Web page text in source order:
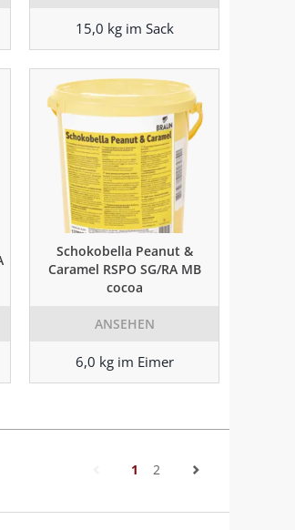
15,0 kg im Sack
Schokobella Peanut &
Caramel RSPO SG/RA MB
cocoa
ANSEHEN
6,0 kg im Eimer
1 (current)
2